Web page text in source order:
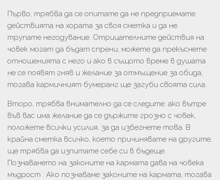
Първо, трябва да се опитате да не предприемате
действията на хората за своя сметка и да не
трупате негодувание. Отрицателните действия на
човек могат да бъдат спрени, можете да прекъснете
отношенията с него и ако в същото време в душата
не се появят гняв и желание за отмъщение за обида,
тогава кармичният бумеранг ще загуби своята сила.
Второ, трябва внимателно да се следите: ако вътре
във вас има желание да се държите грозно с човек,
положете всички усилия, за да избегнете това. В
крайна сметка всичко, което причинявате на другите,
ще трябва да изпитате себе си в бъдеще.
Познаването на законите на кармата дава на човека
мъдрост . Ако познаваме законите на кармата, тогава